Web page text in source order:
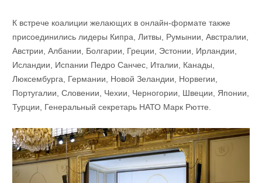
К встрече коалиции желающих в онлайн-формате также
присоединились лидеры Кипра, Литвы, Румынии, Австралии,
Австрии, Албании, Болгарии, Греции, Эстонии, Ирландии,
Исландии, Испании Педро Санчес, Италии, Канады,
Люксембурга, Германии, Новой Зеландии, Норвегии,
Португалии, Словении, Чехии, Черногории, Швеции, Японии,
Турции, Генеральный секретарь НАТО Марк Рютте.